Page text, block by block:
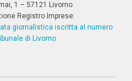
1 – 57121 Livorno
Registro Imprese:
giornalistica iscritta al numero
di Livorno